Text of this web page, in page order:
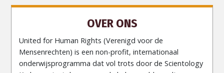
OVER ONS
United for Human Rights (Verenigd voor de
Mensenrechten) is een non-profit, internationaal
onderwijsprogramma dat vol trots door de Scientology